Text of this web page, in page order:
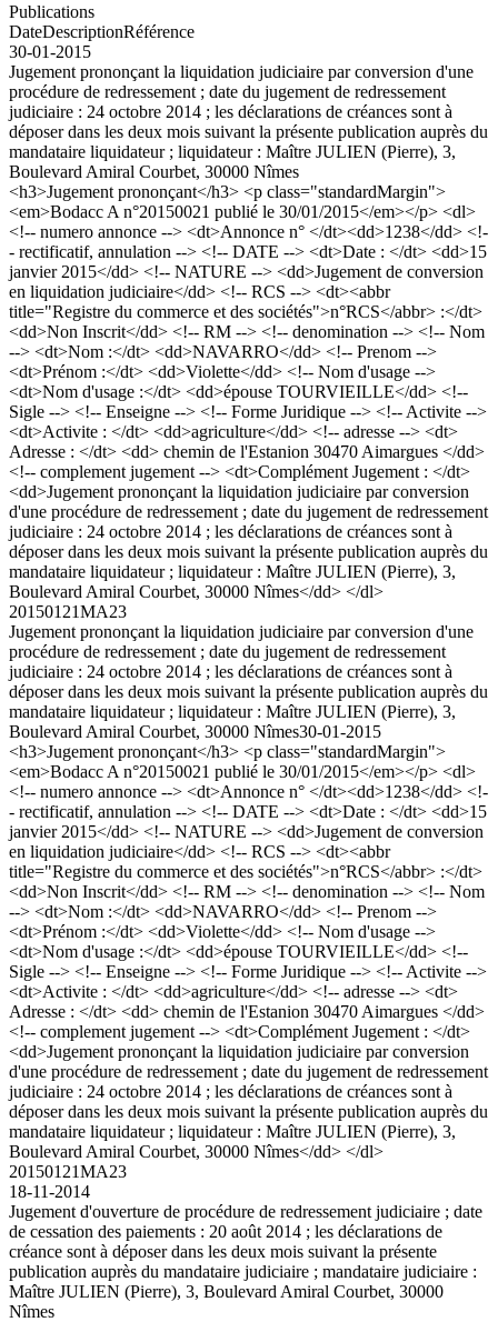
Publications
DateDescriptionRéférence
30-01-2015
Jugement prononçant la liquidation judiciaire par conversion d'une
procédure de redressement ; date du jugement de redressement
judiciaire : 24 octobre 2014 ; les déclarations de créances sont à
déposer dans les deux mois suivant la présente publication auprès du
mandataire liquidateur ; liquidateur : Maître JULIEN (Pierre), 3,
Boulevard Amiral Courbet, 30000 Nîmes
<h3>Jugement prononçant</h3> <p class="standardMargin">
<em>Bodacc A n°20150021 publié le 30/01/2015</em></p> <dl>
<!-- numero annonce --> <dt>Annonce n° </dt><dd>1238</dd> <!-
- rectificatif, annulation --> <!-- DATE --> <dt>Date : </dt> <dd>15
janvier 2015</dd> <!-- NATURE --> <dd>Jugement de conversion
en liquidation judiciaire</dd> <!-- RCS --> <dt><abbr
title="Registre du commerce et des sociétés">n°RCS</abbr> :</dt>
<dd>Non Inscrit</dd> <!-- RM --> <!-- denomination --> <!-- Nom
--> <dt>Nom :</dt> <dd>NAVARRO</dd> <!-- Prenom -->
<dt>Prénom :</dt> <dd>Violette</dd> <!-- Nom d'usage -->
<dt>Nom d'usage :</dt> <dd>épouse TOURVIEILLE</dd> <!--
Sigle --> <!-- Enseigne --> <!-- Forme Juridique --> <!-- Activite -->
<dt>Activite : </dt> <dd>agriculture</dd> <!-- adresse --> <dt>
Adresse : </dt> <dd> chemin de l'Estanion 30470 Aimargues </dd>
<!-- complement jugement --> <dt>Complément Jugement : </dt>
<dd>Jugement prononçant la liquidation judiciaire par conversion
d'une procédure de redressement ; date du jugement de redressement
judiciaire : 24 octobre 2014 ; les déclarations de créances sont à
déposer dans les deux mois suivant la présente publication auprès du
mandataire liquidateur ; liquidateur : Maître JULIEN (Pierre), 3,
Boulevard Amiral Courbet, 30000 Nîmes</dd> </dl>
20150121MA23
Jugement prononçant la liquidation judiciaire par conversion d'une
procédure de redressement ; date du jugement de redressement
judiciaire : 24 octobre 2014 ; les déclarations de créances sont à
déposer dans les deux mois suivant la présente publication auprès du
mandataire liquidateur ; liquidateur : Maître JULIEN (Pierre), 3,
Boulevard Amiral Courbet, 30000 Nîmes30-01-2015
<h3>Jugement prononçant</h3> <p class="standardMargin">
<em>Bodacc A n°20150021 publié le 30/01/2015</em></p> <dl>
<!-- numero annonce --> <dt>Annonce n° </dt><dd>1238</dd> <!-
- rectificatif, annulation --> <!-- DATE --> <dt>Date : </dt> <dd>15
janvier 2015</dd> <!-- NATURE --> <dd>Jugement de conversion
en liquidation judiciaire</dd> <!-- RCS --> <dt><abbr
title="Registre du commerce et des sociétés">n°RCS</abbr> :</dt>
<dd>Non Inscrit</dd> <!-- RM --> <!-- denomination --> <!-- Nom
--> <dt>Nom :</dt> <dd>NAVARRO</dd> <!-- Prenom -->
<dt>Prénom :</dt> <dd>Violette</dd> <!-- Nom d'usage -->
<dt>Nom d'usage :</dt> <dd>épouse TOURVIEILLE</dd> <!--
Sigle --> <!-- Enseigne --> <!-- Forme Juridique --> <!-- Activite -->
<dt>Activite : </dt> <dd>agriculture</dd> <!-- adresse --> <dt>
Adresse : </dt> <dd> chemin de l'Estanion 30470 Aimargues </dd>
<!-- complement jugement --> <dt>Complément Jugement : </dt>
<dd>Jugement prononçant la liquidation judiciaire par conversion
d'une procédure de redressement ; date du jugement de redressement
judiciaire : 24 octobre 2014 ; les déclarations de créances sont à
déposer dans les deux mois suivant la présente publication auprès du
mandataire liquidateur ; liquidateur : Maître JULIEN (Pierre), 3,
Boulevard Amiral Courbet, 30000 Nîmes</dd> </dl>
20150121MA23
18-11-2014
Jugement d'ouverture de procédure de redressement judiciaire ; date
de cessation des paiements : 20 août 2014 ; les déclarations de
créance sont à déposer dans les deux mois suivant la présente
publication auprès du mandataire judiciaire ; mandataire judiciaire :
Maître JULIEN (Pierre), 3, Boulevard Amiral Courbet, 30000
Nîmes